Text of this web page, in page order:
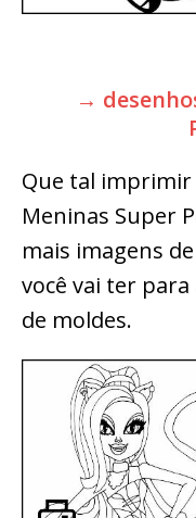
→
Que tal
Meninas Super
mais imagens
você vai ter
de moldes.